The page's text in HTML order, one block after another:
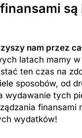
nam przez
latach mamy w
ten czas na
sposobów, od
wydawanie tych
finansami
wydatków!